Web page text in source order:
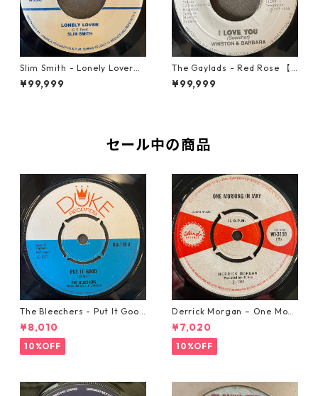
Slim Smith - Lonely Lover
【7-21921】
¥99,999
The Gaylads - Red Rose 【7
-21853】
¥99,999
セール中の商品
The Bleechers - Put It Good
【7-21637】
¥8,010
10%OFF
Derrick Morgan – One Morn
ing In May【7-21653】
¥7,020
10%OFF